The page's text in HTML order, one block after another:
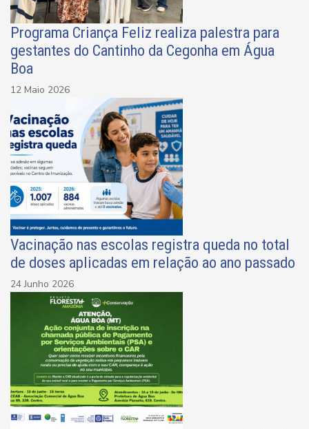
Programa Criança Feliz realiza palestra para
gestantes do Cantinho da Cegonha em Água
Boa
12 Maio 2026
Vacinação nas escolas registra queda no total
de doses aplicadas em relação ao ano passado
24 Junho 2026